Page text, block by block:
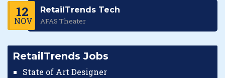
12
NOV
RetailTrends Tech
AFAS Theater
RetailTrends Jobs
State of Art Designer